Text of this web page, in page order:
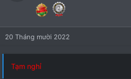
20 Tháng mười 2022
Tạm nghỉ